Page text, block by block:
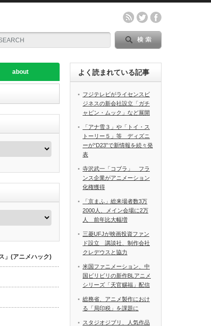
about
」(アニメハック)
よく読まれている記事
フジテレビがライセンスビ
ジネスの新会社設立「ガチ
ャピン・ムック」など展開
「アナ雪３」や「トイ・ス
トーリー５」等 ディズニ
ーが“D23”で新情報を続々発
表
寺沢武一「コブラ」 フラ
ンス企業がアニメーション
化権獲得
「京まふ」総来場者数3万
2000人、メイン会場に2万
人 前年比大幅増
三菱UFJが映画投資ファン
ド設立 講談社、制作会社
クレデウスと協力
米国ファニメーション、中
国ビリビリの新作BLアニメ
シリーズ「天官赐福」配信
総務省、アニメ製作におけ
る「局印税」を課題に
スタジオジブリ、人気作品